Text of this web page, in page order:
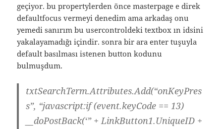
geçiyor. bu propertylerden önce masterpage e direk
defaultfocus vermeyi denedim ama arkadaş onu
yemedi sanırım bu usercontroldeki textbox ın idsini
yakalayamadığı içindir. sonra bir ara enter tuşuyla
default basılması istenen button kodunu
bulmuşdum.
txtSearchTerm.Attributes.Add(“onKeyPres
s”, “javascript:if (event.keyCode == 13)
__doPostBack(‘” + LinkButton1.UniqueID +